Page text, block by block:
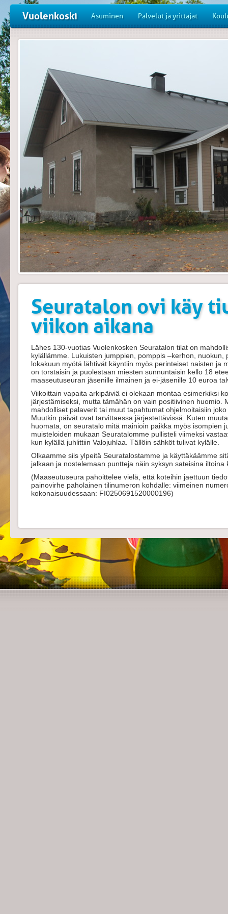
Vuolenkoski Asuminen Palvelut ja yrittäjät
Seuratalon ovi käy
viikon aikana
Lähes 130-vuotias Vuolenkosken Seuratalon tilat on
kylällämme. Lukuisten jumppien, pomppis –kerhon,
lokakuun myötä lähtivät käyntiin myös perinteiset naisten ja
on torstaisin ja puolestaan miesten sunnuntaisin kello 18
maaseutuseuran jäsenille ilmainen ja ei-jäsenille 10 euroa
Viikoittain vapaita arkipäiviä ei olekaan montaa esimerkiksi
järjestämiseksi, mutta tämähän on vain positiivinen huomio.
mahdolliset palaverit tai muut tapahtumat ohjelmoitaisiin
Muutkin päivät ovat tarvittaessa järjestettävissä. Kuten
huomata, on seuratalo mitä mainioin paikka myös isompien
muisteloiden mukaan Seuratalomme pullisteli viimeksi
kun kylällä juhlittiin Valojuhlaa. Tällöin sähköt tulivat kylälle.
Olkaamme siis ylpeitä Seuratalostamme ja käyttäkäämme
jalkaan ja nostelemaan puntteja näin syksyn sateisina iltoina
(Maaseutuseura pahoittelee vielä, että koteihin jaettuun
painovirhe paholainen tilinumeron kohdalle: viimeinen
kokonaisuudessaan: FI0250691520000196)